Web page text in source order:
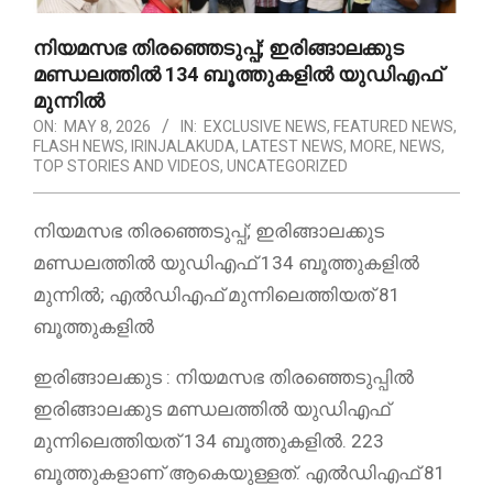
നിയമസഭ തിരഞ്ഞെടുപ്പ്; ഇരിങ്ങാലക്കുട
മണ്ഡലത്തിൽ 134 ബൂത്തുകളിൽ യുഡിഎഫ്
മുന്നിൽ
ON: MAY 8, 2026 IN: EXCLUSIVE NEWS, FEATURED NEWS,
FLASH NEWS, IRINJALAKUDA, LATEST NEWS, MORE, NEWS,
TOP STORIES AND VIDEOS, UNCATEGORIZED
നിയമസഭ തിരഞ്ഞെടുപ്പ്; ഇരിങ്ങാലക്കുട
മണ്ഡലത്തിൽ യുഡിഎഫ് 134 ബൂത്തുകളിൽ
മുന്നിൽ; എൽഡിഎഫ് മുന്നിലെത്തിയത് 81
ബൂത്തുകളിൽ
ഇരിങ്ങാലക്കുട : നിയമസഭ തിരഞ്ഞെടുപ്പിൽ
ഇരിങ്ങാലക്കുട മണ്ഡലത്തിൽ യുഡിഎഫ്
മുന്നിലെത്തിയത് 134 ബൂത്തുകളിൽ. 223
ബൂത്തുകളാണ് ആകെയുള്ളത്. എൽഡിഎഫ് 81